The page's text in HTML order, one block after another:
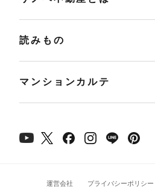
読みもの
マンションカルテ
運営会社 プライバシーポリシー